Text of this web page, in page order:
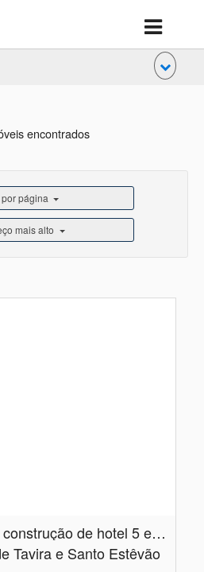
encontrados
página
mais alto
Lotes de Terreno | construção de hotel 5 estrelas | com vista mar
Tavira e Santo Estêvão